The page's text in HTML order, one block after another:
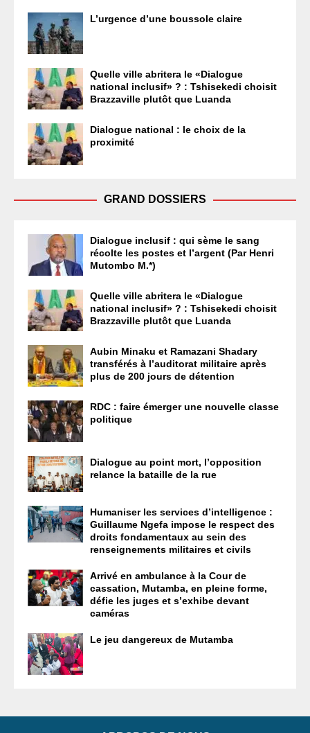
L’urgence d’une boussole claire
Quelle ville abritera le «Dialogue
national inclusif» ? : Tshisekedi choisit
Brazzaville plutôt que Luanda
Dialogue national : le choix de la
proximité
GRAND DOSSIERS
Dialogue inclusif : qui sème le sang
récolte les postes et l’argent (Par Henri
Mutombo M.*)
Quelle ville abritera le «Dialogue
national inclusif» ? : Tshisekedi choisit
Brazzaville plutôt que Luanda
Aubin Minaku et Ramazani Shadary
transférés à l’auditorat militaire après
plus de 200 jours de détention
RDC : faire émerger une nouvelle classe
politique
Dialogue au point mort, l’opposition
relance la bataille de la rue
Humaniser les services d’intelligence :
Guillaume Ngefa impose le respect des
droits fondamentaux au sein des
renseignements militaires et civils
Arrivé en ambulance à la Cour de
cassation, Mutamba, en pleine forme,
défie les juges et s’exhibe devant
caméras
Le jeu dangereux de Mutamba